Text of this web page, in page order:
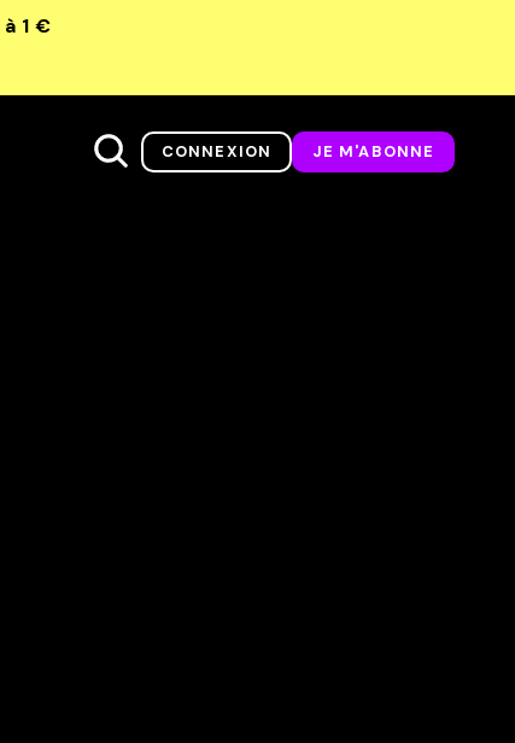
à 1 €
CONNEXION JE M'ABONNE